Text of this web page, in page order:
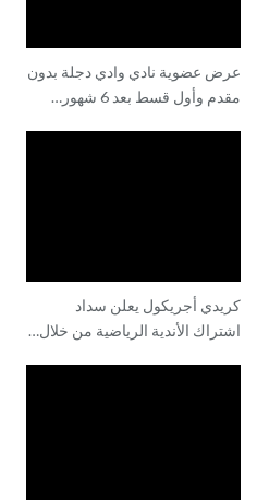
عرض عضوية نادي وادي دجلة بدون
مقدم وأول قسط بعد 6 شهور…
كريدي أجريكول يعلن سداد
اشتراك الأندية الرياضية من خلال…